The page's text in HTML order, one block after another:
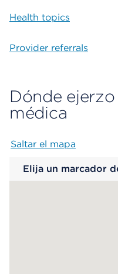
Health topics
Provider referrals
Dónde
médica
Saltar el mapa
Elija un marcador